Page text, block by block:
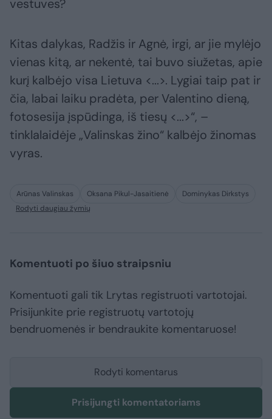
vestuves?
Kitas dalykas, Radžis ir Agnė, irgi, ar jie mylėjo
vienas kitą, ar nekentė, tai buvo siužetas, apie
kurį kalbėjo visa Lietuva <...>. Lygiai taip pat ir
čia, labai laiku pradėta, per Valentino dieną,
fotosesija įspūdinga, iš tiesų <...>“, –
tinklalaidėje „Valinskas žino“ kalbėjo žinomas
vyras.
Arūnas Valinskas Oksana Pikul-Jasaitienė
Dominykas Dirkstys
Rodyti daugiau žymių
Komentuoti po šiuo straipsniu
Komentuoti gali tik Lrytas registruoti vartotojai.
Prisijunkite prie registruotų vartotojų
bendruomenės ir bendraukite komentaruose!
Rodyti komentarus
Prisijungti komentatoriams